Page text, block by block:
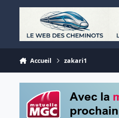
Aller au contenu
Accueil zakari1